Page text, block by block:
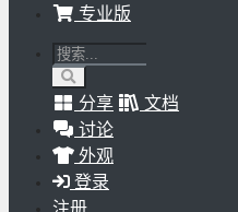
专业版
分享
文档
讨论
外观
登录